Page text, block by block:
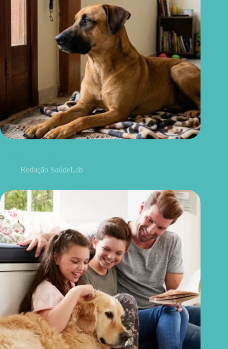
Redação SaúdeLab